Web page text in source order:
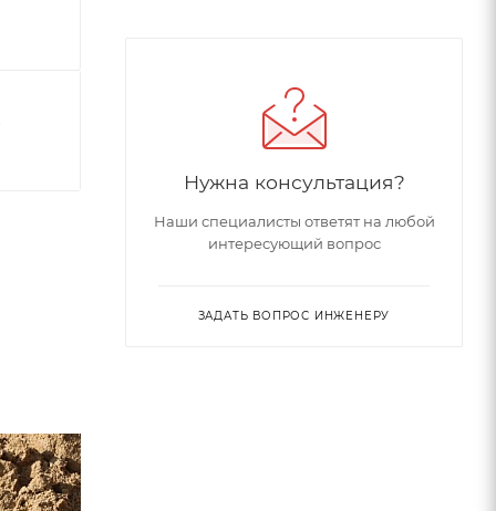
Нужна консультация?
Наши специалисты ответят на любой
интересующий вопрос
ЗАДАТЬ ВОПРОС ИНЖЕНЕРУ